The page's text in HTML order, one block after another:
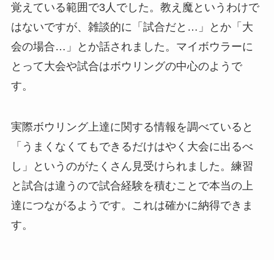
覚えている範囲で3人でした。教え魔というわけで
はないですが、雑談的に「試合だと…」とか「大
会の場合…」とか話されました。マイボウラーに
とって大会や試合はボウリングの中心のようで
す。
実際ボウリング上達に関する情報を調べていると
「うまくなくてもできるだけはやく大会に出るべ
し」というのがたくさん見受けられました。練習
と試合は違うので試合経験を積むことで本当の上
達につながるようです。これは確かに納得できま
す。